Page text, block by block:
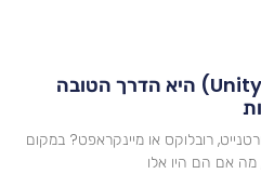
בונים את העתיד: יוניטי (Unity) היא הדרך הטובה
רובלוקס או מיינקראפט? במקום
הם היו אלו